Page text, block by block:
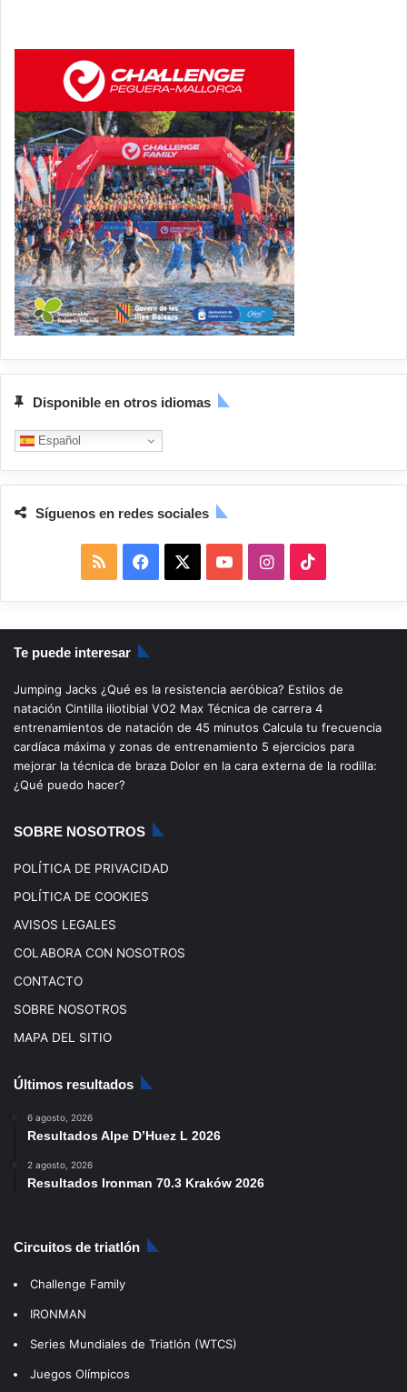
Disponible en otros idiomas
Español
Síguenos en redes sociales
S
S
a
c
b
o
o
u
u
b
I
n
s
a
g
i
k
o
k
Te puede interesar
Jumping Jacks ¿Qué es la resistencia aeróbica? Estilos de
natación Cintilla iliotibial VO2 Max Técnica de carrera 4
entrenamientos de natación de 45 minutos Calcula tu frecuencia
cardíaca máxima y zonas de entrenamiento 5 ejercicios para
mejorar la técnica de braza Dolor en la cara externa de la rodilla:
¿Qué puedo hacer?
SOBRE NOSOTROS
POLÍTICA DE PRIVACIDAD
POLÍTICA DE COOKIES
AVISOS LEGALES
COLABORA CON NOSOTROS
CONTACTO
SOBRE NOSOTROS
MAPA DEL SITIO
Últimos resultados
6 agosto, 2026
Resultados Alpe D’Huez L 2026
2 agosto, 2026
Resultados Ironman 70.3 Kraków 2026
Circuitos de triatlón
Challenge Family
IRONMAN
Series Mundiales de Triatlón (WTCS)
Juegos Olímpicos